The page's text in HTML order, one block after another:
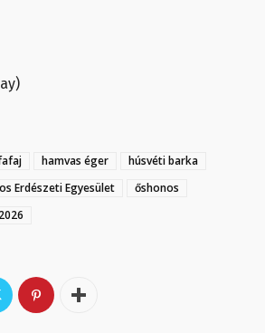
hamvas éger
húsvéti barka
Erdészeti Egyesület
őshonos